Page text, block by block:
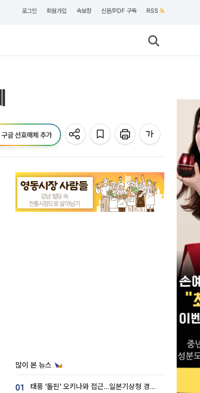
로그인 회원가입 속보창 신문/PDF 구독 RSS
구글 선호매체 추가
많이 본 뉴스
01 태풍 '돌핀' 오키나와 접근…일본기상청 경로 업데이트